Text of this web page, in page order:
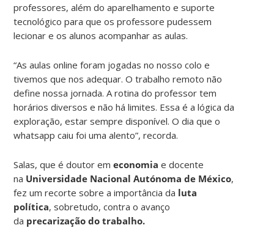
professores, além do aparelhamento e suporte
tecnológico para que os professore pudessem
lecionar e os alunos acompanhar as aulas.
“As aulas online foram jogadas no nosso colo e
tivemos que nos adequar. O trabalho remoto não
define nossa jornada. A rotina do professor tem
horários diversos e não há limites. Essa é a lógica da
exploração, estar sempre disponível. O dia que o
whatsapp caiu foi uma alento”, recorda.
Salas, que é doutor emeconomiae docente
na Universidade Nacional Autónoma de México,
fez um recorte sobre a importância da luta
política, sobretudo, contra o avanço
da precarização do trabalho.